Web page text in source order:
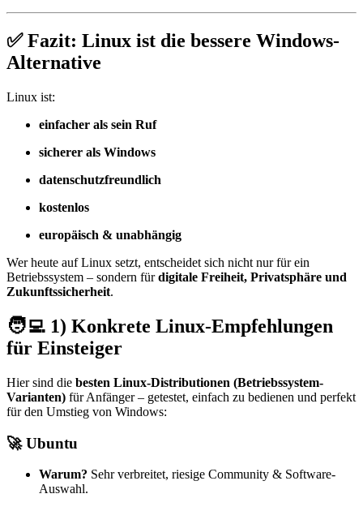
✅ Fazit: Linux ist die bessere Windows-
Alternative
Linux ist:
einfacher als sein Ruf
sicherer als Windows
datenschutzfreundlich
kostenlos
europäisch & unabhängig
Wer heute auf Linux setzt, entscheidet sich nicht nur für ein
Betriebssystem – sondern fürdigitale Freiheit, Privatsphäre und
Zukunftssicherheit.
🧑‍💻 1) Konkrete Linux-Empfehlungen
für Einsteiger
Hier sind die besten Linux-Distributionen (Betriebssystem-
Varianten) für Anfänger – getestet, einfach zu bedienen und perfekt
für den Umstieg von Windows:
🚀Ubuntu
Warum? Sehr verbreitet, riesige Community & Software-
Auswahl.